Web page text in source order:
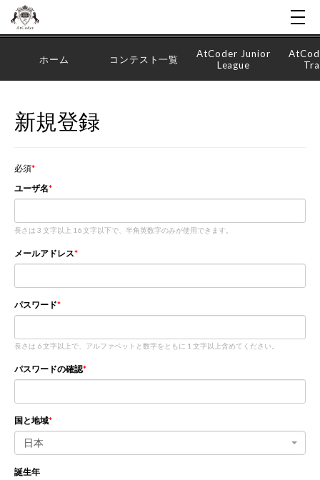
ホーム コンテスト一覧
AtCoder Junior
League
新規登録
必須
ユーザ名
長さは 3 文字以上 16 文字以下で、半角英数字のみが使用できます。
メールアドレス
パスワード
長さは 6 文字以上で、アルファベットと数字をともに 1 文字以上含めてください。
パスワードの確認
国と地域
日本
誕生年